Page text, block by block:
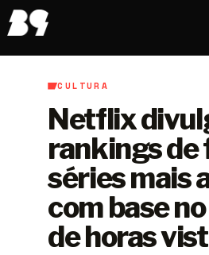
B9/Cultura
CULTURA
Netflix
rankings de
séries mais
com base
de horas